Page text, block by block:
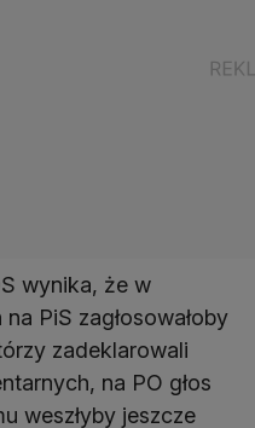
wynika, że w
PiS zagłosowałoby
zadeklarowali
na PO głos
weszłyby jeszcze